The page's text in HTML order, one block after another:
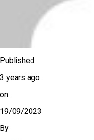
Published
3 years ago
on
19/09/2023
By